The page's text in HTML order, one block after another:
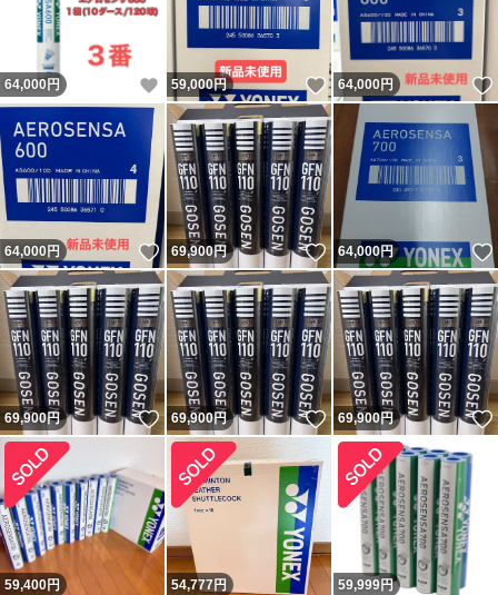
64,000円 いいね！
59,000円 いいね！
64,000円
64,000円 いいね！
69,900円 いいね！
64,000円
69,900円 いいね！
69,900円 いいね！
69,900円
59,400円 54,777円 59,999円